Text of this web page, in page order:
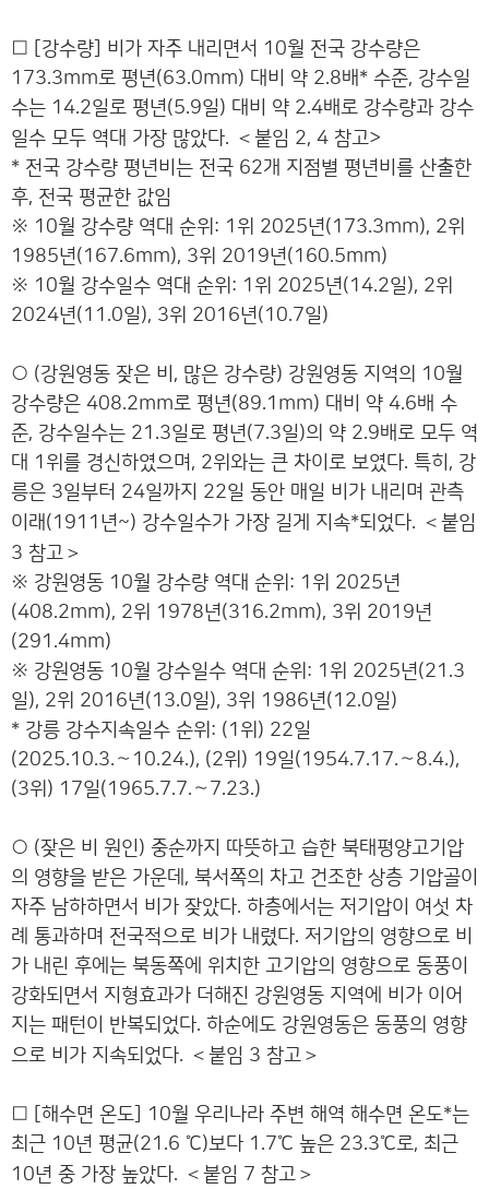
□ [강수량] 비가 자주 내리면서 10월 전국 강수량은
173.3mm로 평년(63.0mm) 대비 약 2.8배* 수준, 강수일
수는 14.2일로 평년(5.9일) 대비 약 2.4배로 강수량과 강수
일수 모두 역대 가장 많았다. ＜ 붙임 2, 4 참고>
* 전국 강수량 평년비는 전국 62개 지점별 평년비를 산출한
후, 전국 평균한 값임
※ 10월 강수량 역대 순위: 1위 2025년(173.3mm), 2위
1985년(167.6mm), 3위 2019년(160.5mm)
※ 10월 강수일수 역대 순위: 1위 2025년(14.2일), 2위
2024년(11.0일), 3위 2016년(10.7일)
○ (강원영동 잦은 비, 많은 강수량) 강원영동 지역의 10월
강수량은 408.2mm로 평년(89.1mm) 대비 약 4.6배 수
준, 강수일수는 21.3일로 평년(7.3일)의 약 2.9배로 모두 역
대 1위를 경신하였으며, 2위와는 큰 차이로 보였다. 특히, 강
릉은 3일부터 24일까지 22일 동안 매일 비가 내리며 관측
이래(1911년~) 강수일수가 가장 길게 지속*되었다. ＜ 붙임
3 참고 ＞
※ 강원영동 10월 강수량 역대 순위: 1위 2025년
(408.2mm), 2위 1978년(316.2mm), 3위 2019년
(291.4mm)
※ 강원영동 10월 강수일수 역대 순위: 1위 2025년(21.3
일), 2위 2016년(13.0일), 3위 1986년(12.0일)
* 강릉 강수지속일수 순위: (1위) 22일
(2025.10.3.∼10.24.), (2위) 19일(1954.7.17.∼8.4.),
(3위) 17일(1965.7.7.∼7.23.)
○ (잦은 비 원인) 중순까지 따뜻하고 습한 북태평양고기압
의 영향을 받은 가운데, 북서쪽의 차고 건조한 상층 기압골이
자주 남하하면서 비가 잦았다. 하층에서는 저기압이 여섯 차
례 통과하며 전국적으로 비가 내렸다. 저기압의 영향으로 비
가 내린 후에는 북동쪽에 위치한 고기압의 영향으로 동풍이
강화되면서 지형효과가 더해진 강원영동 지역에 비가 이어
지는 패턴이 반복되었다. 하순에도 강원영동은 동풍의 영향
으로 비가 지속되었다. ＜ 붙임 3 참고 ＞
□ [해수면 온도] 10월 우리나라 주변 해역 해수면 온도*는
최근 10년 평균(21.6 ℃)보다 1.7℃ 높은 23.3℃로, 최근
10년 중 가장 높았다. ＜ 붙임 7 참고 ＞